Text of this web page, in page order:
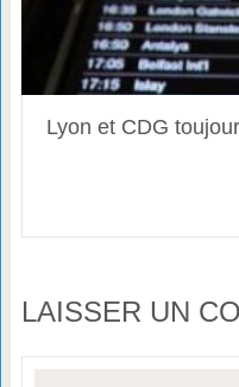
Lyon et CDG
LAISSER UN